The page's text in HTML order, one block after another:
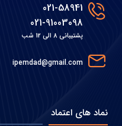
021-58941
021-91003098
پشتیبانی 8 الی 12 شب
ipemdad@gmail.com
نماد های اعتماد